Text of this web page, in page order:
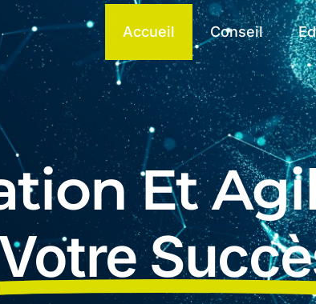
Accueil Conseil
Et